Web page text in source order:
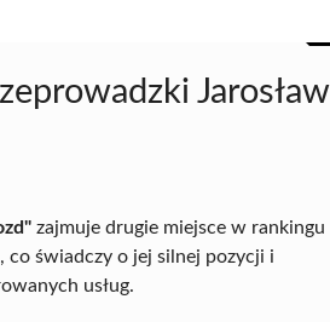
Jarosław
zajmuje drugie miejsce w rankingu
świadczy o jej silnej pozycji i
usług.